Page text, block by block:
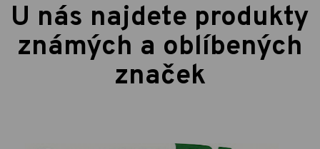
U nás najdete produkty
známých a oblíbených
značek